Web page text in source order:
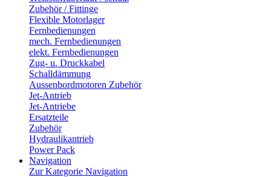
Zubehör / Fittinge
Flexible Motorlager
Fernbedienungen
mech. Fernbedienungen
elekt. Fernbedienungen
Zug- u. Druckkabel
Schalldämmung
Aussenbordmotoren Zubehör
Jet-Antrieb
Jet-Antriebe
Ersatzteile
Zubehör
Hydraulikantrieb
Power Pack
Navigation
Zur Kategorie Navigation